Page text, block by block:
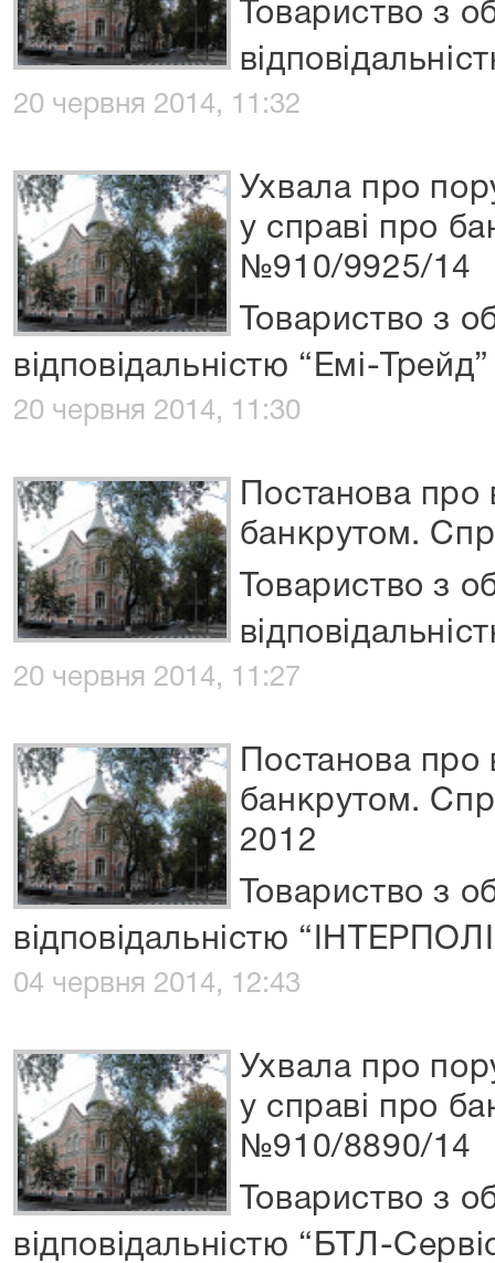
Товариство з
20 червня 2014, 11:32
Ухвала про
у справі про
№910/9925/14
Товариство з
відповідальністю “Емі-Трейд”
20 червня 2014, 11:30
Постанова
банкрутом.
Товариство з
20 червня 2014, 11:27
Постанова
банкрутом.
2012
Товариство з
відповідальністю
04 червня 2014, 12:43
Ухвала про
у справі про
№910/8890/14
Товариство з
відповідальністю “БТЛ-